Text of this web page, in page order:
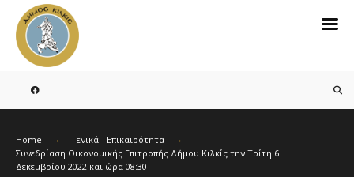
Skip
Home
Γενικά - Επικαιρότητα
Συνεδρίαση Οικονομικής Επιτροπής Δήμου Κιλκίς την Τρίτη 6
Δεκεμβρίου 2022 και ώρα 08:30
Search
for: